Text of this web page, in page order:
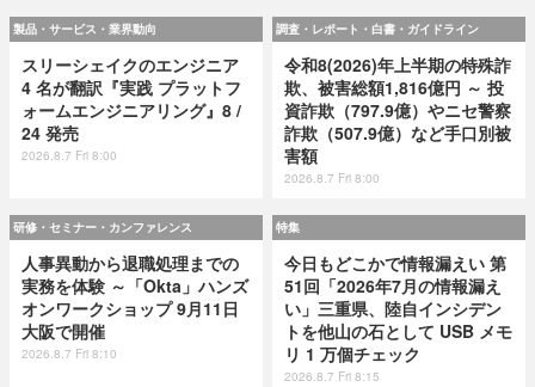
製品・サービス・業界動向
スリーシェイクのエンジニア
4 名が翻訳『実践 プラットフ
ォームエンジニアリング』8 /
24 発売
2026.8.7 Fri 8:00
調査・レポート・白書・ガイドライン
令和8(2026)年上半期の特殊詐
欺、被害総額1,816億円 ～ 投
資詐欺（797.9億）やニセ警察
詐欺（507.9億）など手口別被
害額
2026.8.7 Fri 8:00
研修・セミナー・カンファレンス
人事異動から退職処理までの
実務を体験 ～「Okta」ハンズ
オンワークショップ 9月11日
大阪で開催
2026.8.7 Fri 8:10
特集
今日もどこかで情報漏えい 第
51回「2026年7月の情報漏え
い」三重県、陸自インシデン
トを他山の石として USB メモ
リ 1 万個チェック
2026.8.7 Fri 8:15